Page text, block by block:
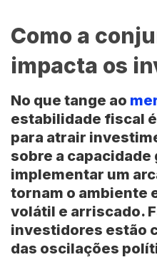
Como a
impacta os
No que tange ao
estabilidade fiscal
para atrair
sobre a
implementar um
tornam o ambiente
volátil e arriscado.
investidores estão
das oscilações